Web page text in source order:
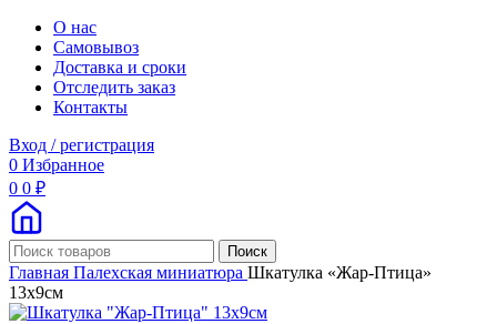
О нас
Самовывоз
Доставка и сроки
Отследить заказ
Контакты
Вход / регистрация
0 Избранное
0 0 ₽
Поиск
Главная Палехская миниатюра Шкатулка «Жар-Птица»
13х9см